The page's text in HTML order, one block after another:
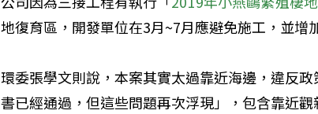
地復育區，開發單位在3月~7月應避免施工，並增
環委張學文則說，本案其實太過靠近海邊，違反
書已經通過，但這些問題再次浮現」，包含靠近